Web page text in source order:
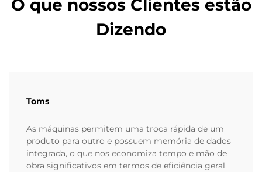
O que nossos Clientes estão
Dizendo
Toms
As máquinas permitem uma troca rápida de um
produto para outro e possuem memória de dados
integrada, o que nos economiza tempo e mão de
obra significativos em termos de eficiência geral